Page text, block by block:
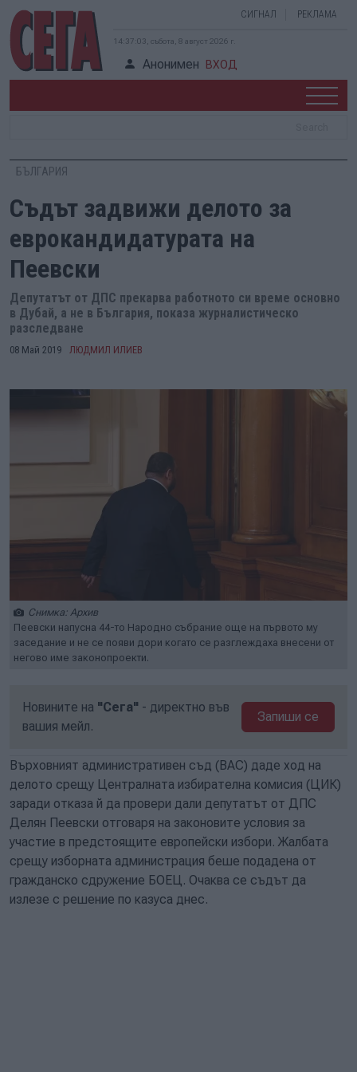
СИГНАЛ РЕКЛАМА
14:37:04, събота, 8 август 2026 г.
Анонимен ВХОД
БЪЛГАРИЯ
Съдът задвижи делото за
еврокандидатурата на
Пеевски
Депутатът от ДПС прекарва работното си време основно
в Дубай, а не в България, показа журналистическо
разследване
08 Май 2019 ЛЮДМИЛ ИЛИЕВ
Снимка: Архив
Пеевски напусна 44-то Народно събрание още на първото му
заседание и не се появи дори когато се разглеждаха внесени от
негово име законопроекти.
Новините на "Сега" - директно във
вашия мейл.
Запиши се
Върховният административен съд (ВАС) даде ход на
делото срещу Централната избирателна комисия (ЦИК)
заради отказа й да провери дали депутатът от ДПС
Делян Пеевски отговаря на законовите условия за
участие в предстоящите европейски избори. Жалбата
срещу изборната администрация беше подадена от
гражданско сдружение БОЕЦ. Очаква се съдът да
излезе с решение по казуса днес.